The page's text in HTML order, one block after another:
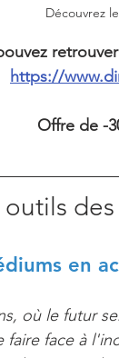
Découvrez
https://
Offre de -
outils
en
où le futur
face à